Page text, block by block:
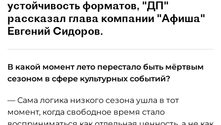
устойчивость форматов, "ДП"
рассказал глава компании "Афиша"
Евгений Сидоров.
В какой момент лето перестало быть мёртвым
сезоном в сфере культурных событий?
— Сама логика низкого сезона ушла в тот
момент, когда свободное время стало